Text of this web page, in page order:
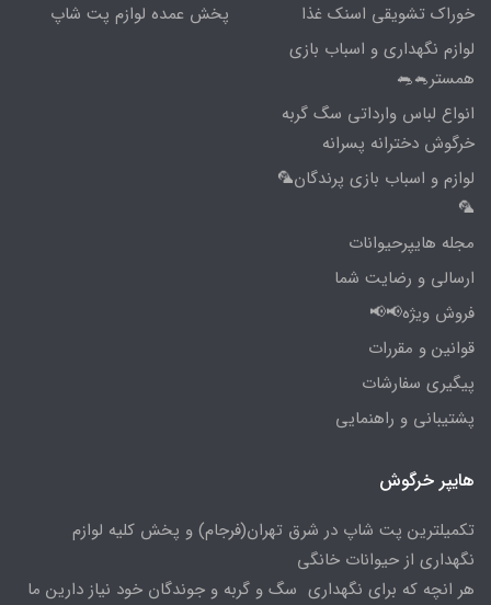
خوراک تشویقی اسنک غذا
لوازم نگهداری و اسباب بازی
همستر🐁🐀
انواع لباس وارداتی سگ گربه
خرگوش دخترانه پسرانه
لوازم و اسباب بازی پرندگان🦜
🦜
مجله هایپرحیوانات
ارسالی و رضایت شما
فروش ویژه📢📢
قوانین و مقررات
پیگیری سفارشات
پشتیبانی و راهنمایی
پخش عمده لوازم پت شاپ
هایپر خرگوش
تکمیلترین پت شاپ در شرق تهران(فرجام) و پخش کلیه لوازم
نگهداری از حیوانات خانگی
هر انچه که برای نگهداری سگ و گربه و جوندگان خود نیاز دارین ما